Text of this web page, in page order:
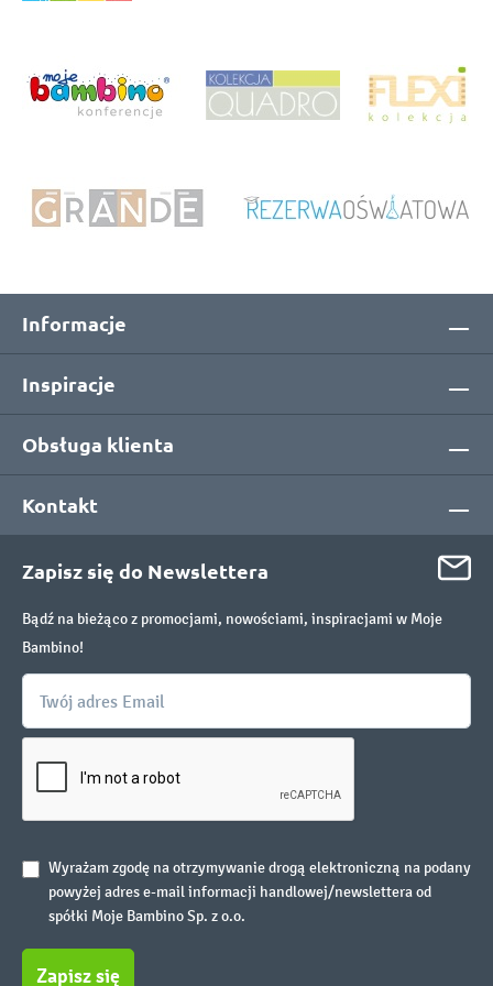
Informacje
Inspiracje
Obsługa klienta
Kontakt
Zapisz się do Newslettera
Bądź na bieżąco z promocjami, nowościami, inspiracjami w Moje
Bambino!
Wyrażam zgodę na otrzymywanie drogą elektroniczną na podany
powyżej adres e-mail informacji handlowej/newslettera od
spółki Moje Bambino Sp. z o.o.
Zapisz się